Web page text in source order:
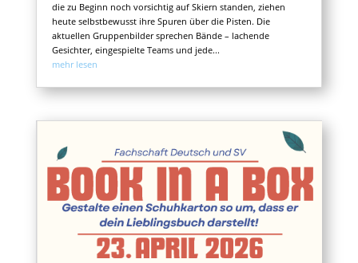
die zu Beginn noch vorsichtig auf Skiern standen, ziehen
heute selbstbewusst ihre Spuren über die Pisten. Die
aktuellen Gruppenbilder sprechen Bände – lachende
Gesichter, eingespielte Teams und jede...
mehr lesen